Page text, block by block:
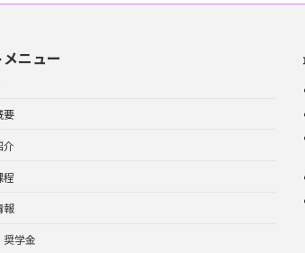
ニュー
要
介
程
報
奨学金